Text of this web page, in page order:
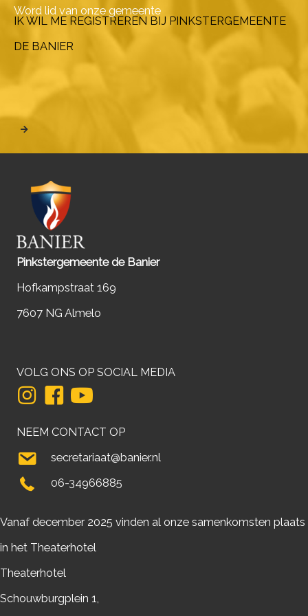
Word lid van onze gemeente
IK WIL ME REGISTREREN BIJ PINKSTERGEMEENTE
DE BANIER
Pinkstergemeente de Banier
Hofkampstraat 169
7607 NG Almelo
VOLG ONS OP SOCIAL MEDIA
NEEM CONTACT OP
secretariaat@banier.nl
06-34966885
Vanaf december 2025 vinden al onze samenkomsten plaats
in het Theaterhotel
Theaterhotel
Schouwburgplein 1,